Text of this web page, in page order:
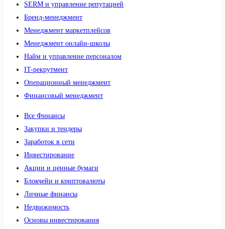
SERM и управление репутацией
Бренд-менеджмент
Менеджмент маркетплейсов
Менеджмент онлайн-школы
Найм и управление персоналом
IT-рекрутмент
Операционный менеджмент
Финансовый менеджмент
Все Финансы
Закупки и тендеры
Заработок в сети
Инвестирование
Акции и ценные бумаги
Блокчейн и криптовалюты
Личные финансы
Недвижимость
Основы инвестирования